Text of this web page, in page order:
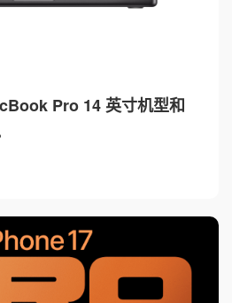
Pro 14 英⼨机型和